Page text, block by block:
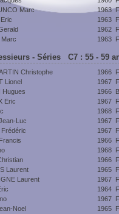
Marc 1963
1963
1962
Marc 1963
- Séries C7 : 55 - 59
Christophe 1966
Lionel 1967
Hugues 1966
Eric 1967
1968
Luc 1967
1967
1966
1968
1966
Laurent 1965
Laurent 1967
1964
1967
Noel 1965